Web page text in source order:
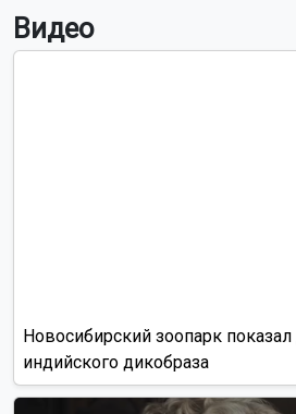
Видео
Новосибирский зоопарк
индийского дикобраза